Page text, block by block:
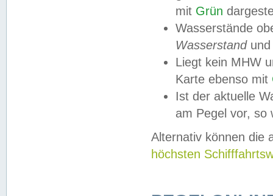
mit Grün
Wasserstände
Wasserstandund
Liegt kein MHW
Karte ebenso mit
Ist der aktuelle
am Pegel vor,
Alternativ können die
höchsten